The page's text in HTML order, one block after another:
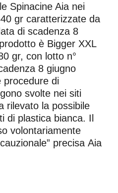
Spinacine Aia nei
gr caratterizzate da
di scadenza 8
è Bigger XXL
gr, con lotto n°
8 giugno
procedure di
svolte nei siti
rilevato la possibile
di plastica bianca. Il
volontariamente
precisa Aia